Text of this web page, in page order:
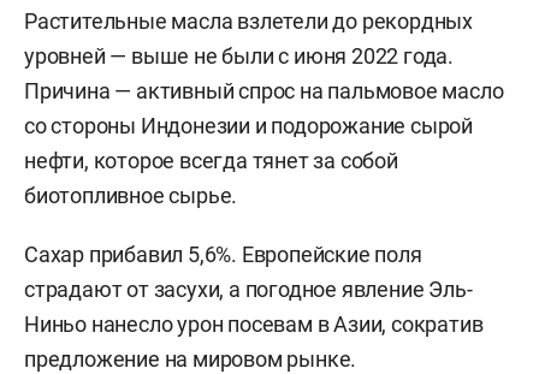
Растительные масла взлетели до рекордных
уровней — выше не были с июня 2022 года.
Причина — активный спрос на пальмовое масло
со стороны Индонезии и подорожание сырой
нефти, которое всегда тянет за собой
биотопливное сырье.
Сахар прибавил 5,6%. Европейские поля
страдают от засухи, а погодное явление Эль-
Ниньо нанесло урон посевам в Азии, сократив
предложение на мировом рынке.